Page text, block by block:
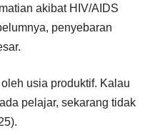
akibat HIV/AIDS
penyebaran
usia produktif. Kalau
pelajar, sekarang tidak